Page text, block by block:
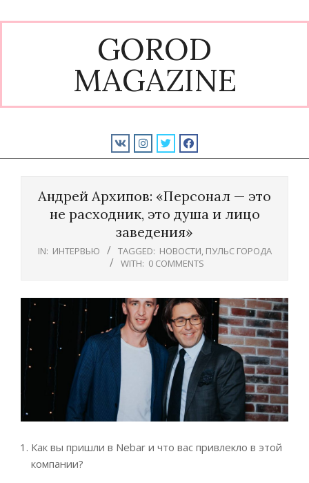
to
GOROD
MAGAZINE
Андрей Архипов: «Персонал — это
не расходник, это душа и лицо
заведения»
IN: ИНТЕРВЬЮ TAGGED: НОВОСТИ, ПУЛЬС ГОРОДА
WITH: 0 COMMENTS
Как вы пришли в Nebar и что вас привлекло в этой
компании?